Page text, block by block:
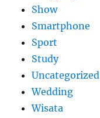
Show
Smartphone
Sport
Study
Uncategorized
Wedding
Wisata